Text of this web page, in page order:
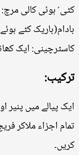
کٹی ُ ہوئی کالی
بادام(باریک کٹے ہوئے): 4کھانے کے
کاسٹرچینی: ایک
ترکیب:
ایک پیالے میں پنیر
تمام اجزاء ملاکر
کریں۔